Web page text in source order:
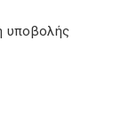
υποβολής